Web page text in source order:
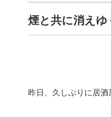
煙と共に消え
昨日、久しぶりに居